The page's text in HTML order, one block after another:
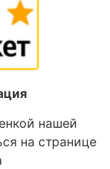
нашей
на странице